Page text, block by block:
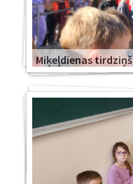
Miķeļdienas tirdziņš